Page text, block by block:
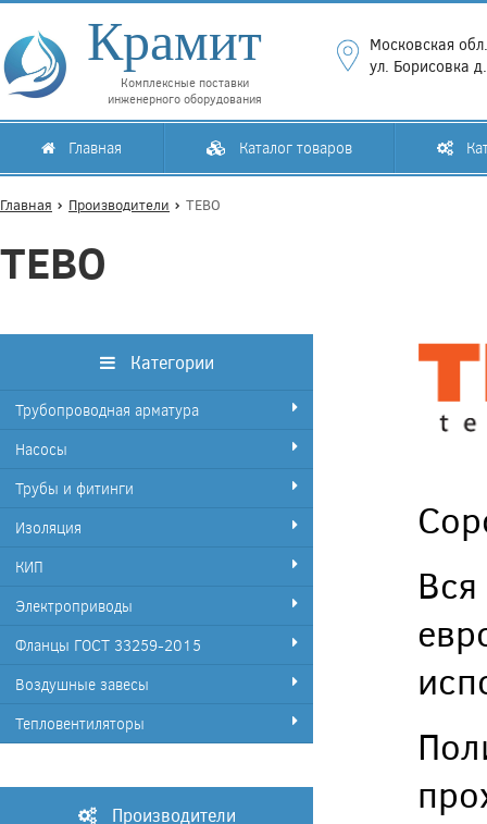
Крамит
Комплексные поставки
инженерного оборудования
Московская
ул. Борисовка
Главная Каталог товаров
Главная Производители TEBO
TEBO
Категории
Трубопроводная арматура
Насосы
Трубы и фитинги
Изоляция
КИП
Электроприводы
Фланцы ГОСТ 33259-2015
Воздушные завесы
Тепловентиляторы
Производители